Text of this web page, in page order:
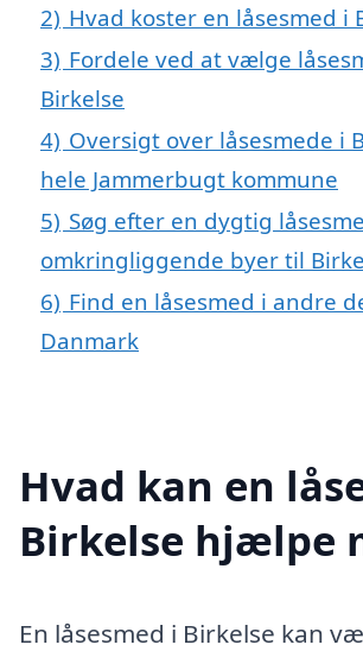
2) Hvad koster en låsesmed i
3) Fordele ved at vælge
Birkelse
4) Oversigt over låsesmede i
hele Jammerbugt kommune
5) Søg efter en dygtig
omkringliggende byer til
6) Find en låsesmed i andre
Danmark
Hvad kan en
Birkelse hjælpe
En låsesmed i Birkelse kan